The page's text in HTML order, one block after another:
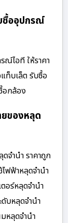
ซื้ออุปกรณ์
ณ์ไอที ให้ราคา
ท็บเล็ต รับซื้อ
อกล้อง
ยของหลุด
จำนำ ราคาถูก
ฟฟ้าหลุดจำนำ
อร์หลุดจำนำ
บหลุดจำนำ
หลุดจำนำ